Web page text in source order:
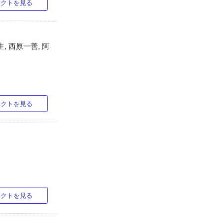
トを見る
, 西原一善, 阿
トを見る
トを見る